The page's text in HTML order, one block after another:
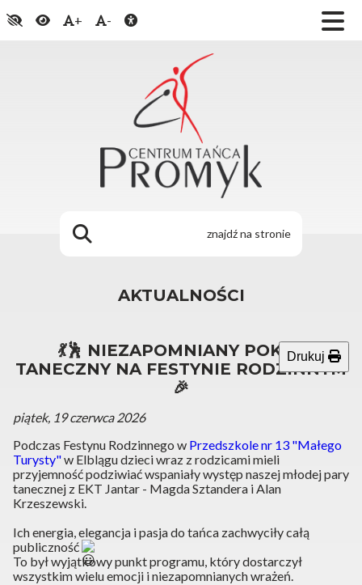
+ -
AKTUALNOŚCI
💃🕺 NIEZAPOMNIANY POKAZ
TANECZNY NA FESTYNIE RODZINNYM
🎉
piątek, 19 czerwca 2026
Drukuj
Podczas Festynu Rodzinnego w Przedszkole nr 13 "Małego
Turysty"w Elblągu dzieci wraz z rodzicami mieli
przyjemność podziwiać wspaniały występ naszej młodej pary
tanecznej z EKT Jantar - Magda Sztandera i Alan
Krzeszewski.
Ich energia, elegancja i pasja do tańca zachwyciły całą
publiczność
To był wyjątkowy punkt programu, który dostarczył
wszystkim wielu emocji i niezapomnianych wrażeń.